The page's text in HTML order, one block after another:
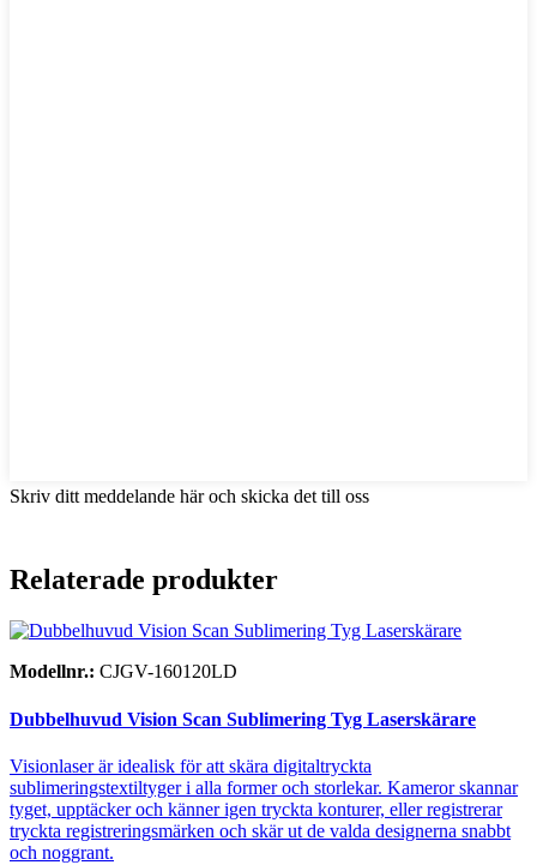
Skriv ditt meddelande här och skicka det till oss
Relaterade produkter
Modellnr.: CJGV-160120LD
Dubbelhuvud Vision Scan Sublimering Tyg Laserskärare
Visionlaser är idealisk för att skära digitaltryckta
sublimeringstextiltyger i alla former och storlekar. Kameror skannar
tyget, upptäcker och känner igen tryckta konturer, eller registrerar
tryckta registreringsmärken och skär ut de valda designerna snabbt
och noggrant.